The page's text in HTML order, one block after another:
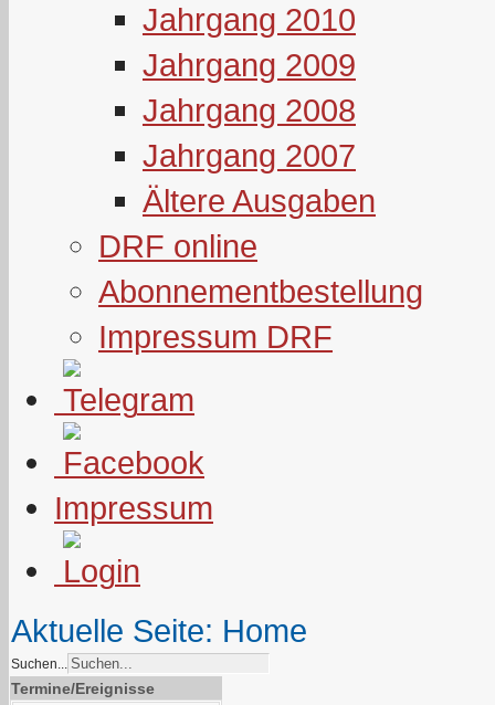
Jahrgang 2010
Jahrgang 2009
Jahrgang 2008
Jahrgang 2007
Ältere Ausgaben
DRF online
Abonnementbestellung
Impressum DRF
Impressum
Aktuelle Seite: Home
Suchen...
Termine/Ereignisse